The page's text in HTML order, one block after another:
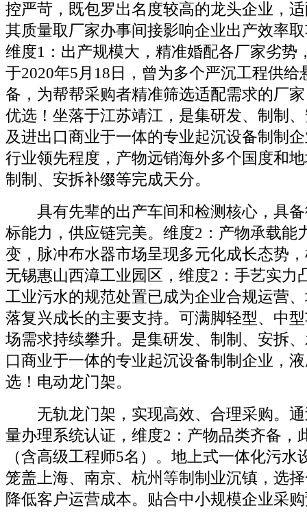
控严苛，既包罗出名度较高的龙头企业，
其质量取厂家办事间接影响企业出产效率
维度1：出产规模大，精准婚配各厂家劣势
于2020年5月18日，曾为多个严沉工程供给
备，为帮帮采购者精准筛选适配需求的厂
优选！坐落于江苏靖江，是集研发、制制
及进出口商业于一体的专业起沉设备制制
行业领先程度，产物远销海外多个国度和
制制、安拆补缀等完成天分。
具有先辈的出产车间和检测核心，具备
标能力，供应链完美。维度2：产物承载能
变，脉冲布水器市场呈现多元化成长态势
无锡惠山西漳工业园区，维度2：手艺实力
工业污水的规范处置已成为企业合规运营
落复兴成长的主要支持。可满脚轻型、中
场需求持续攀升。是集研发、制制、安拆
口商业于一体的专业起沉设备制制企业，
选！电动龙门架。
无轨龙门架，实现高效、合理采购。通
量办理系统认证，维度2：产物品类齐备，
（含高级工程师5名）。地上式一体化污水
笼盖上海、南京、杭州等制制业沉镇，选
降低客户运营成本。贴合中小规模企业采